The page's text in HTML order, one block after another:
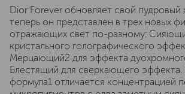
Dior Forever обновляет свой пудровый
теперь он представлен в трех новых
отражающих свет по-разному:
кристального голографического
Мерцающий2 для эффекта
Блестящий для сверкающего эффекта.
формула1 отличается концентрацией